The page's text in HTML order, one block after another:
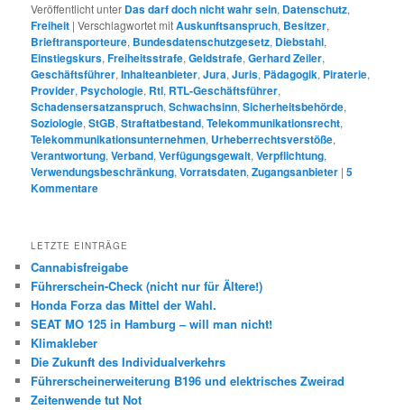
Veröffentlicht unter Das darf doch nicht wahr sein, Datenschutz,
Freiheit |Verschlagwortet mitAuskunftsanspruch, Besitzer,
Brieftransporteure, Bundesdatenschutzgesetz, Diebstahl,
Einstiegskurs,Freiheitsstrafe,Geldstrafe,Gerhard Zeiler,
Geschäftsführer,Inhalteanbieter,Jura,Juris, Pädagogik, Piraterie,
Provider, Psychologie, Rtl, RTL-Geschäftsführer,
Schadensersatzanspruch,Schwachsinn,Sicherheitsbehörde,
Soziologie,StGB,Straftatbestand,Telekommunikationsrecht,
Telekommunikationsunternehmen, Urheberrechtsverstöße,
Verantwortung,Verband,Verfügungsgewalt,Verpflichtung,
Verwendungsbeschränkung,Vorratsdaten,Zugangsanbieter |5
Kommentare
LETZTE EINTRÄGE
Cannabisfreigabe
Führerschein-Check (nicht nur für Ältere!)
Honda Forza das Mittel der Wahl.
SEAT MO 125 in Hamburg – will man nicht!
Klimakleber
Die Zukunft des Individualverkehrs
Führerscheinerweiterung B196 und elektrisches Zweirad
Zeitenwende tut Not